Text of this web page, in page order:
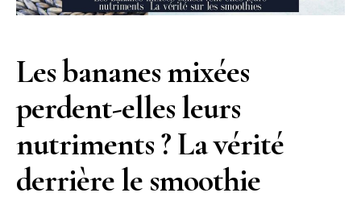
Les bananes mixées
perdent-elles leurs
nutriments ? La vérité
derrière le smoothie